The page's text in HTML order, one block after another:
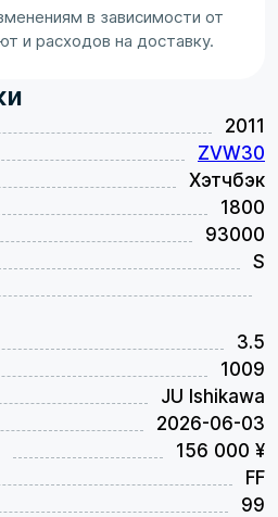
2011
ZVW30
Хэтчбэк
1800
93000
S
3.5
1009
JU Ishikawa
2026-06-03
156 000 ¥
FF
99
в зависимости от
и расходов на доставку.